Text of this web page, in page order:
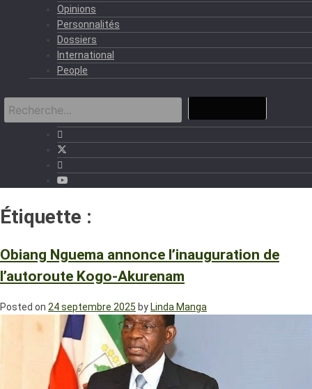
Opinions
Personnalités
Dossiers
International
People
Étiquette :
Obiang Nguema annonce l’inauguration de
l’autoroute Kogo-Akurenam
Posted on 24 septembre 2025 by Linda Manga